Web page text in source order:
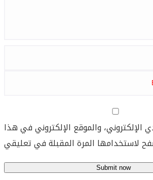
الإلكتروني، والموقع الإلكتروني في هذا